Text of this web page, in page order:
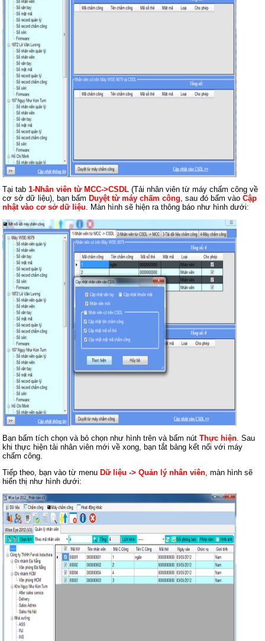
Tại tab1-Nhân viên từ MCC->CSDL (Tải nhân viên từ máy chấm công về
cơ sở dữ liệu), bạn bấm Duyệt từ máy chấm công, sau đó bấm vàoCập
nhật vào cơ sở dữ liệu. Màn hình sẽ hiện ra thông báo như hình dưới:
Bạn bấm tích chọn và bỏ chọn như hình trên và bấm nútThực hiện. Sau
khi thực hiện tải nhân viên mới về xong, bạn tắt bảng kết nối với máy
chấm công.
Tiếp theo, bạn vào từ menu Dữ liệu -> Quản lý nhân viên, màn hình sẽ
hiển thị như hình dưới: